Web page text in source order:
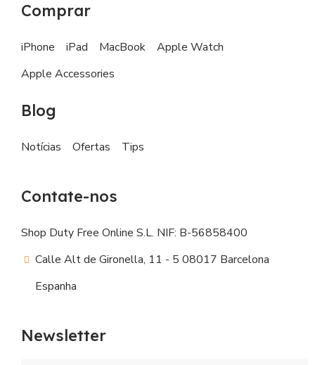
Comprar
iPhone iPad MacBook
Apple Watch
Apple Accessories
Blog
Notícias Ofertas Tips
Contate-nos
Shop Duty Free Online S.L. NIF: B-56858400
Calle Alt de Gironella, 11 - 5 08017 Barcelona
Espanha
Newsletter